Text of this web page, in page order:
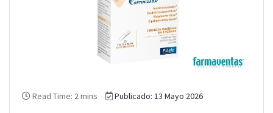
Read Time: 2 mins Publicado: 13 Mayo 2026